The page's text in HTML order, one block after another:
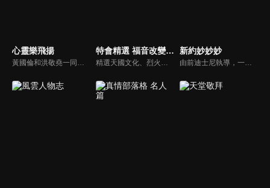
心靈樂飛揚
黃國倫和洪敬堯一同至心靈樂飛揚分享流行音樂和詩歌的不同處，兩人在節目中更分享影響他們或深具意義的歌曲，節目中演唱了我願意、每天愛你多一些、眼淚、愛是最美的事情、不住感謝不停讚美、愛常常喜樂等動人好聽的歌曲。
特會精選 福音改變一切的大能
精選天國文化、烈火特會、超自然大能與使徒性教會等特會，幫助我們更加明白神的心意，好讓我們的生命能走在神的道路上進入命定。
新約妙妙妙
由前迪士尼執導，一部傳述耶穌生平與門徒故事的動畫系列影片。故事背景均在兩千年前，雖然年代久遠，但是人類對生命的詮釋與內在真正的基本需求，卻始終未曾改變。人物性格、劇情、遭遇等情境雖然與今日景況相異，但是故事背後同樣都有一個亙古不移的共同主題－愛，以及關於愛的圓滿落實。